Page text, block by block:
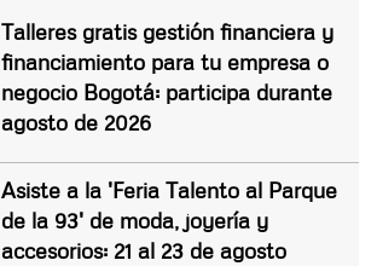
Talleres gratis gestión financiera y
financiamiento para tu empresa o
negocio Bogotá: participa durante
agosto de 2026
Asiste a la 'Feria Talento al Parque
de la 93' de moda, joyería y
accesorios: 21 al 23 de agosto